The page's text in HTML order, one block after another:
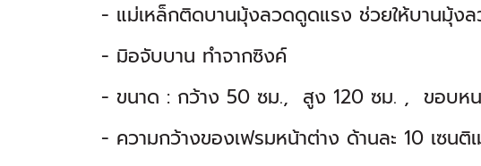
- แม่เหล็กติดบานมุ้งลวดดูดแรง ช่วยให้บานมุ้ง
- มิอจับบาน ทำจากซิงค์
- ขนาด : กว้าง 50 ซม., สูง 120 ซม. , ขอบหน
- ความกว้างของเฟรมหน้าต่าง ด้านละ 10 เซน